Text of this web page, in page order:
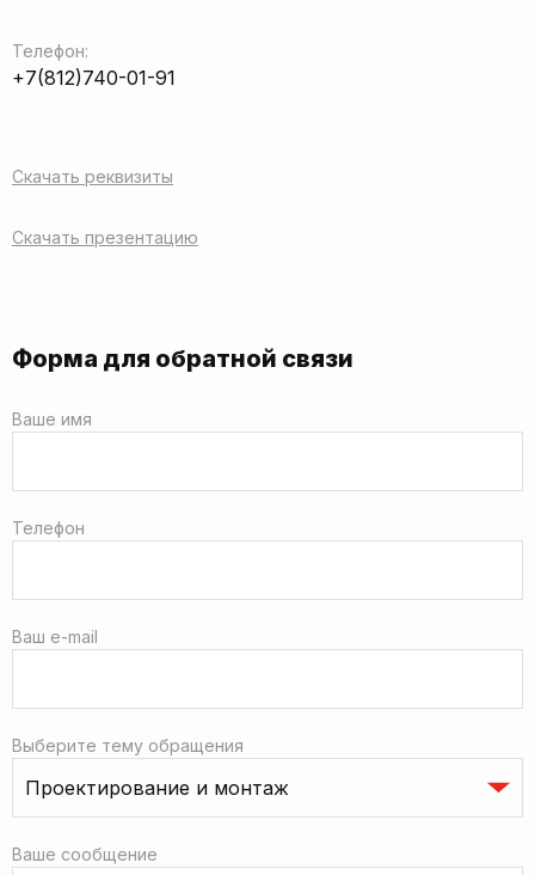
Телефон:
+7(812)740-01-91
Скачать реквизиты
Скачать презентацию
Форма для обратной связи
Ваше имя
Телефон
Ваш e-mail
Выберите тему обращения
Ваше сообщение